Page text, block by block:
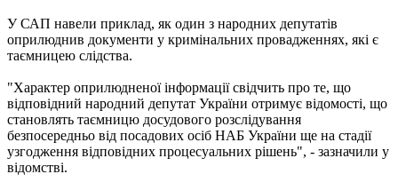
У САП навели приклад, як один з народних депутатів
оприлюднив документи у кримінальних провадженнях, які є
таємницею слідства.
"Характер оприлюдненої інформації свідчить про те, що
відповідний народний депутат України отримує відомості, що
становлять таємницю досудового розслідування
безпосередньо від посадових осіб НАБ України ще на стадії
узгодження відповідних процесуальних рішень", - зазначили у
відомстві.